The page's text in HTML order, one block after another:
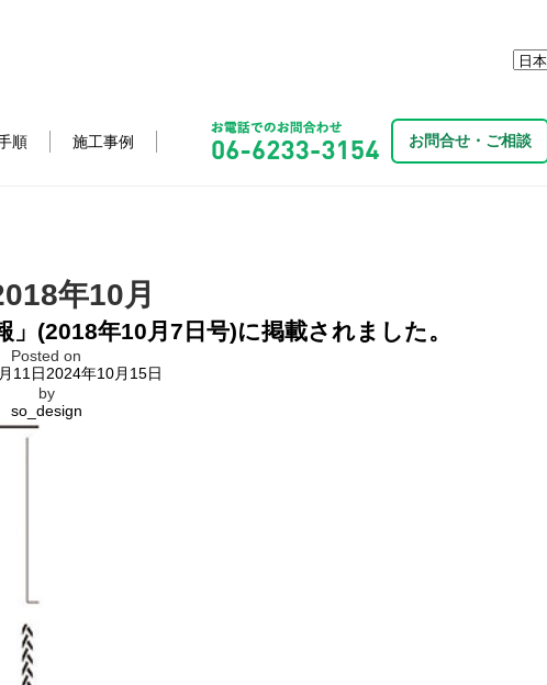
順 施工事例 お問合せ・ご相談
年10月
(2018年10月7日号)に掲載されました。
Posted on
11日2024年10月15日
by
so_design